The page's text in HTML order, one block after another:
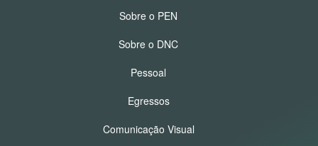
Sobre o PEN
Sobre o DNC
Pessoal
Egressos
Comunicação Visual